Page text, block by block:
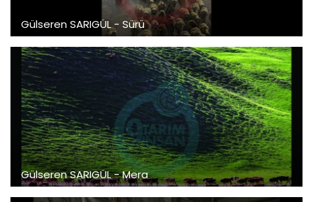
Gülseren SARIGÜL - Sürü
Gülseren SARIGÜL - Mera